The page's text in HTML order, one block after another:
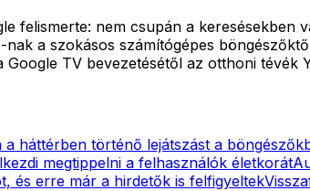
felismerte: nem csupán a
a szokásos számítógépes
TV bevezetésétől az otthoni tévék
a háttérben történő lejátszást a
megtippelni a felhasználók életkorát
és erre már a hirdetők is felfigyeltek